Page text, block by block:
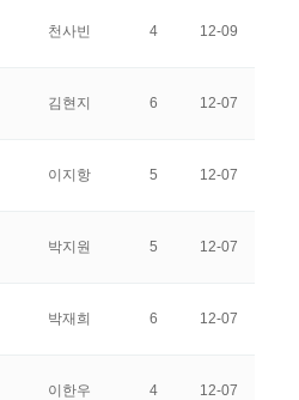
천사빈 4 12-09
김현지 6 12-07
이지항 5 12-07
박지원 5 12-07
박재희 6 12-07
이한우 4 12-07